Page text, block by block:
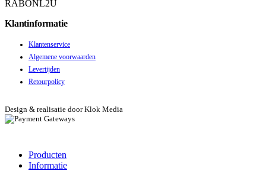
RABONL2U
Klantinformatie
Klantenservice
Algemene voorwaarden
Levertijden
Retourpolicy
Design & realisatie door Klok Media
Producten
Informatie